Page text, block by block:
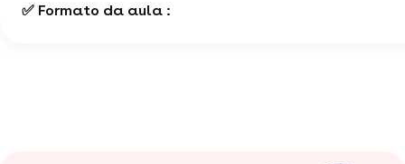
✅ Formato da aula :